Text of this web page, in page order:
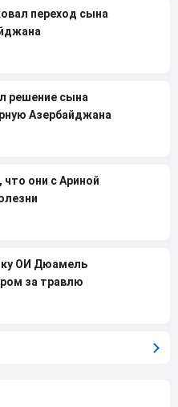
переход сына
решение сына
Азербайджана
что они с Ариной
ОИ Дюамель
за травлю